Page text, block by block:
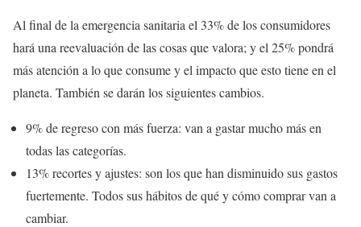
Al final de la emergencia sanitaria el 33% de los consumidores
hará una reevaluación de las cosas que valora; y el 25% pondrá
más atención a lo que consume y el impacto que esto tiene en el
planeta. También se darán los siguientes cambios.
9% de regreso con más fuerza: van a gastar mucho más en
todas las categorías.
13% recortes y ajustes: son los que han disminuido sus gastos
fuertemente. Todos sus hábitos de qué y cómo comprar van a
cambiar.